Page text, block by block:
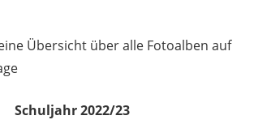
Übersicht über alle Fotoalben auf
Schuljahr 2022/23